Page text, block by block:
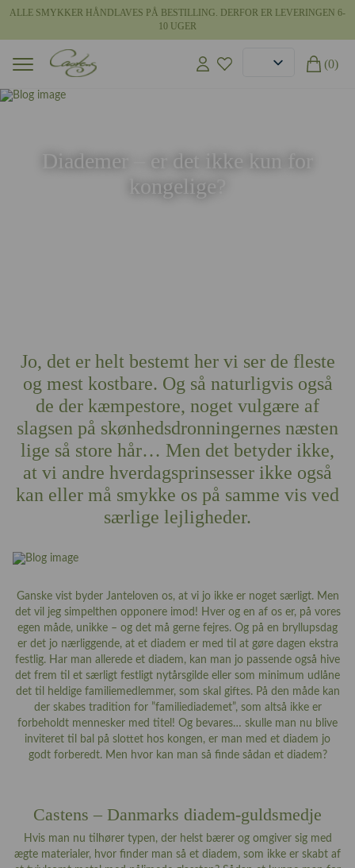
ALLE SMYKKER HÅNDLAVES PÅ BESTILLING. DERFOR ER LEVERINGEN 6-
10 UGER
(0)
Diademer – er det ikke kun for
kongelige?
Jo, det er helt bestemt her vi ser de fleste
og mest kostbare. Og så naturligvis også
de der kæmpestore, noget vulgære af
slagsen på skønhedsdronningernes næsten
lige så store hår… Men det betyder ikke,
at vi andre hverdagsprinsesser ikke også
kan eller må smykke os på samme vis ved
særlige lejligheder.
Ganske vist byder Janteloven os, at vi jo ikke er noget særligt. Men
det vil jeg simpelthen opponere imod! Hver og en af os er, på vores
egen måde, unikke – og det må gerne fejres. Og på en bryllupsdag
er det jo nærliggende, at et diadem er med til at gøre dagen ekstra
festlig. Har man allerede et diadem, kan man jo passende også hive
det frem til et særligt festligt nytårsgilde eller som minimum udlåne
det til heldige familiemedlemmer, som skal giftes. På den måde kan
der skabes tradition for ”familiediademet”, som altså ikke er
forbeholdt mennesker med titel! Og bevares… skulle man nu blive
inviteret til bal på slottet hos kongen, er man med et diadem jo
godt forberedt. Men hvor kan man så finde sådan et diadem?
Castens – Danmarks diadem-guldsmedje
Hvis man nu tilhører typen, der helst bærer og omgiver sig med
ægte materialer, hvor finder man så et diadem, som ikke er skabt af